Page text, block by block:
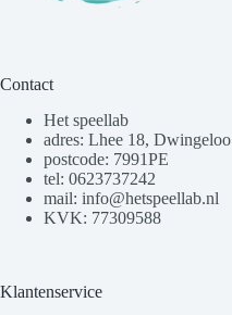
Contact
Het speellab
adres: Lhee 18, Dwingeloo
postcode: 7991PE
tel: 0623737242
mail: info@hetspeellab.nl
KVK: 77309588
Klantenservice